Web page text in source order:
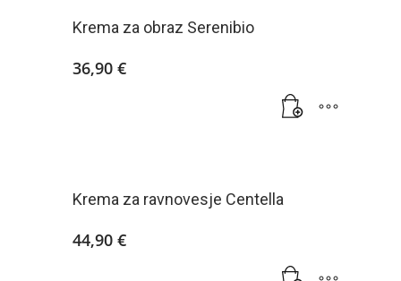
Krema za obraz Serenibio
36,90 €
Krema za ravnovesje Centella
44,90 €